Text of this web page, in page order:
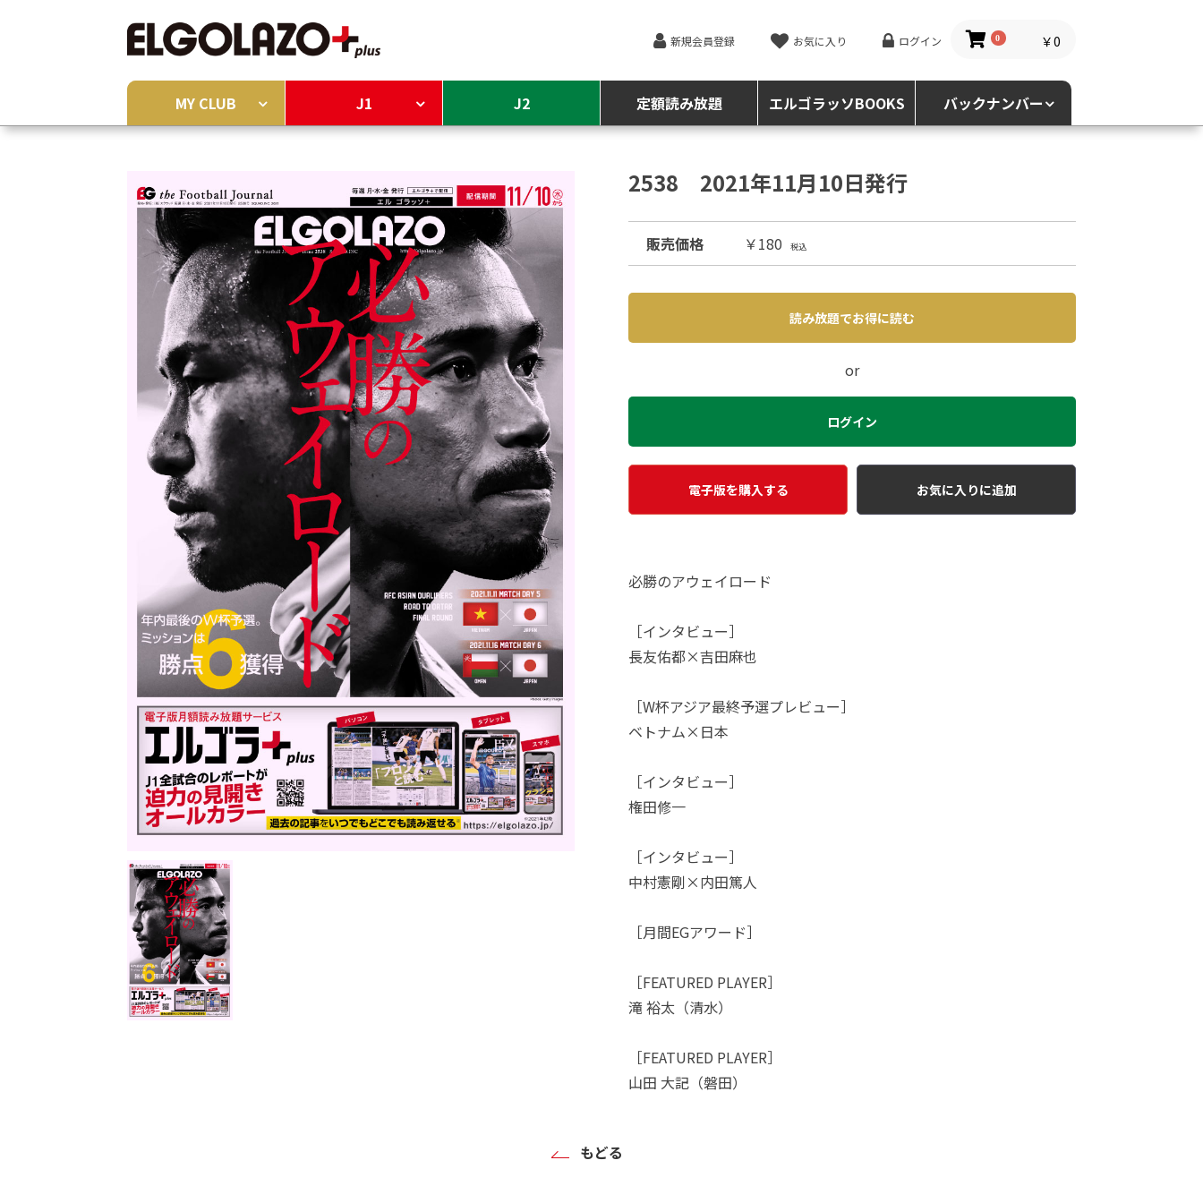
新規会員登録 お気に入り ログイン 0 ￥0
MY CLUB J1 J2 定額読み放題 エルゴラッソBOOKS バックナンバー
2538 2021年11月10日発行
販売価格 ￥180 税込
読み放題でお得に読む
or
ログイン
電子版を購入する お気に入りに追加
必勝のアウェイロード
［インタビュー］
長友佑都×吉田麻也
［W杯アジア最終予選プレビュー］
ベトナム×日本
［インタビュー］
権田修一
［インタビュー］
中村憲剛×内田篤人
［月間EGアワード］
［FEATURED PLAYER］
滝 裕太（清水）
［FEATURED PLAYER］
山田 大記（磐田）
もどる